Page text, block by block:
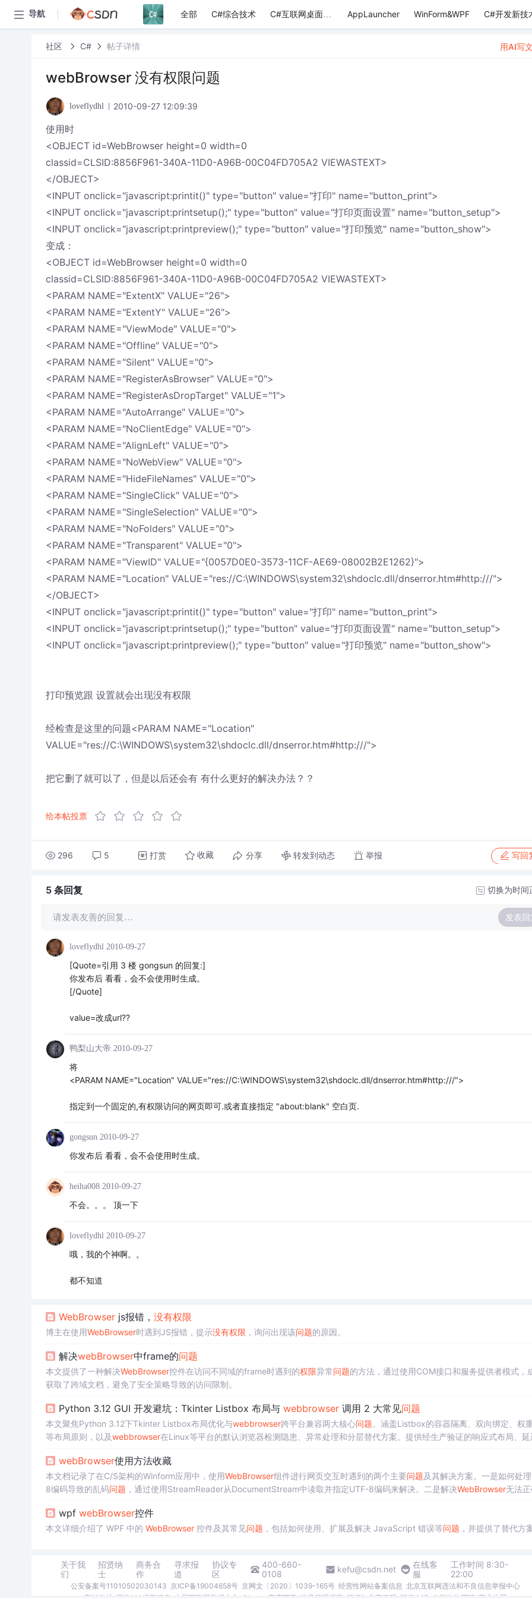
导航 全部 C#综合技术 C#互联网桌面应用 AppLauncher WinForm&WPF C#开发新技
社区 C# 帖子详情
webBrowser 没有权限问题
loveflydhl 2010-09-27 12:09:39
使用时
<OBJECT id=WebBrowser height=0 width=0
classid=CLSID:8856F961-340A-11D0-A96B-00C04FD705A2 VIEWASTEXT>
</OBJECT>
<INPUT onclick="javascript:printit()" type="button" value="打印" name="button_print">
<INPUT onclick="javascript:printsetup();" type="button" value="打印页面设置" name="button_setup">
<INPUT onclick="javascript:printpreview();" type="button" value="打印预览" name="button_show">
变成：
<OBJECT id=WebBrowser height=0 width=0
classid=CLSID:8856F961-340A-11D0-A96B-00C04FD705A2 VIEWASTEXT>
<PARAM NAME="ExtentX" VALUE="26">
<PARAM NAME="ExtentY" VALUE="26">
<PARAM NAME="ViewMode" VALUE="0">
<PARAM NAME="Offline" VALUE="0">
<PARAM NAME="Silent" VALUE="0">
<PARAM NAME="RegisterAsBrowser" VALUE="0">
<PARAM NAME="RegisterAsDropTarget" VALUE="1">
<PARAM NAME="AutoArrange" VALUE="0">
<PARAM NAME="NoClientEdge" VALUE="0">
<PARAM NAME="AlignLeft" VALUE="0">
<PARAM NAME="NoWebView" VALUE="0">
<PARAM NAME="HideFileNames" VALUE="0">
<PARAM NAME="SingleClick" VALUE="0">
<PARAM NAME="SingleSelection" VALUE="0">
<PARAM NAME="NoFolders" VALUE="0">
<PARAM NAME="Transparent" VALUE="0">
<PARAM NAME="ViewID" VALUE="{0057D0E0-3573-11CF-AE69-08002B2E1262}">
<PARAM NAME="Location" VALUE="res://C:\WINDOWS\system32\shdoclc.dll/dnserror.htm#http:///">
</OBJECT>
<INPUT onclick="javascript:printit()" type="button" value="打印" name="button_print">
<INPUT onclick="javascript:printsetup();" type="button" value="打印页面设置" name="button_setup">
<INPUT onclick="javascript:printpreview();" type="button" value="打印预览" name="button_show">
打印预览跟 设置就会出现没有权限
经检查是这里的问题<PARAM NAME="Location"
VALUE="res://C:\WINDOWS\system32\shdoclc.dll/dnserror.htm#http:///">
把它删了就可以了，但是以后还会有 有什么更好的解决办法？？
给本帖投票
296 5 打赏 收藏 分享 转发到动态 举报 写回
用AI写
5 条回复 切换为时间
请发表友善的回复… 发表回
loveflydhl 2010-09-27
[Quote=引用 3 楼 gongsun 的回复:]
你发布后 看看，会不会使用时生成。
[/Quote]
value=改成url??
鸭梨山大帝 2010-09-27
将
<PARAM NAME="Location" VALUE="res://C:\WINDOWS\system32\shdoclc.dll/dnserror.htm#http:///">
指定到一个固定的,有权限访问的网页即可.或者直接指定 "about:blank" 空白页.
gongsun 2010-09-27
你发布后 看看，会不会使用时生成。
heiha008 2010-09-27
不会。。。 顶一下
loveflydhl 2010-09-27
哦，我的个神啊。。
都不知道
WebBrowserjs报错， 没有权限
博主在使用WebBrowser时遇到JS报错，提示没有权限 ，询问出现该问题的原因。
解决webBrowser中frame的问题
本文提供了一种解决WebBrowser控件在访问不同域的frame时遇到的权限异常问题的方法，通过使用COM接口和服务提供者模式，
获取了跨域文档，避免了安全策略导致的访问限制。
Python 3.12 GUI 开发避坑：Tkinter Listbox 布局与 webbrowser调用 2 大常见问题
本文聚焦Python 3.12下Tkinter Listbox布局优化与webbrowser跨平台兼容两大核心问题。涵盖Listbox的容器隔离、双向绑定、权
等布局原则，以及webbrowser在Linux等平台的默认浏览器检测隐患、异常处理和分层替代方案。提供经生产验证的响应式布局、延
webBrowser使用方法收藏
本文档记录了在C/S架构的Winform应用中，使用WebBrowser组件进行网页交互时遇到的两个主要问题及其解决方案。一是如何处
8编码导致的乱码问题 ，通过使用StreamReader从DocumentStream中读取并指定UTF-8编码来解决。二是解决WebBrowser无法正
需要设置为64位运行，并确保程序以管理员
wpf webBrowser控件
本文详细介绍了 WPF 中的 WebBrowser控件及其常见问题 ，包括如何使用、扩展及解决 JavaScript 错误等问题 ，并提供了替代方案
关于我
们
招贤纳
士
商务合
作
寻求报
道
协议专
区
400-660-
0108
kefu@csdn.net
在线客
服
工作时间 8:30-
22:00
公安备案号11010502030143 京ICP备19004658号 京网文〔2020〕1039-165号 经营性网站备案信息 北京互联网违法和不良信息举报中心